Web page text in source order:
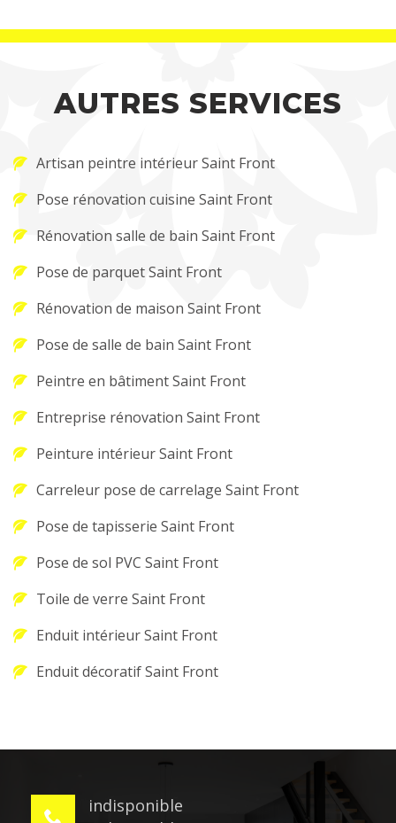
AUTRES SERVICES
Artisan peintre intérieur Saint Front
Pose rénovation cuisine Saint Front
Rénovation salle de bain Saint Front
Pose de parquet Saint Front
Rénovation de maison Saint Front
Pose de salle de bain Saint Front
Peintre en bâtiment Saint Front
Entreprise rénovation Saint Front
Peinture intérieur Saint Front
Carreleur pose de carrelage Saint Front
Pose de tapisserie Saint Front
Pose de sol PVC Saint Front
Toile de verre Saint Front
Enduit intérieur Saint Front
Enduit décoratif Saint Front
indisponible